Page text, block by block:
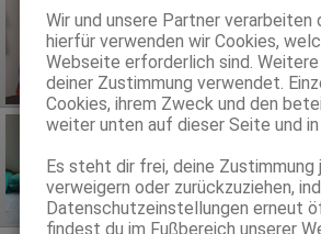
Wir und unsere Partner verarbeiten
hierfür verwenden wir Cookies,
Webseite erforderlich sind.
deiner Zustimmung verwendet.
Cookies, ihrem Zweck und den
weiter unten auf dieser Seite und
Es steht dir frei, deine Zustimmung
verweigern oder zurückzuziehen,
Datenschutzeinstellungen erneut
findest du im Fußbereich unserer
Nora
80C, KF 36, 1.60m, 48 kg, total
ZK, 69, GF6, Schmu., Kuscheln,
Metzingen
75C, KF 36, 1.62m, 49 kg,
ZK, 69, GF6, DT, Schmu.,